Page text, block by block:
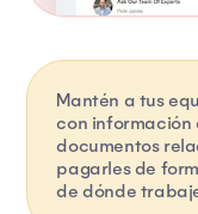
Mantén a tus
con información
documentos
pagarles de
de dónde